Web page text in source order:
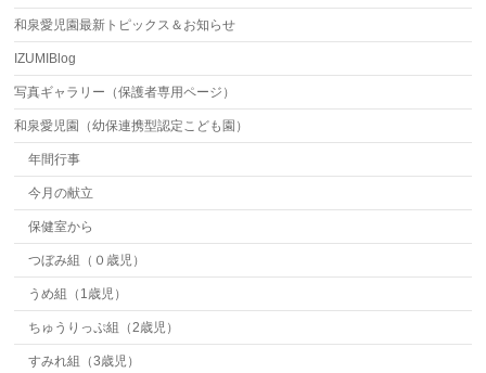
和泉愛児園最新トピックス＆お知らせ
IZUMIBlog
写真ギャラリー（保護者専用ページ）
和泉愛児園（幼保連携型認定こども園）
年間行事
今月の献立
保健室から
つぼみ組（０歳児）
うめ組（1歳児）
ちゅうりっぷ組（2歳児）
すみれ組（3歳児）